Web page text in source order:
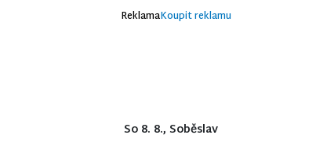
ReklamaKoupit reklamu
So 8. 8., Soběslav